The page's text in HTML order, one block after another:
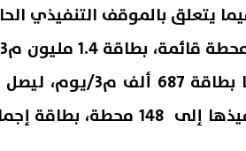
2050"، خاصة فيما يتعلق بالموقف
19 محطة أخرى جار تنفيذها
التحلية القائمة والجاري تنفيذها